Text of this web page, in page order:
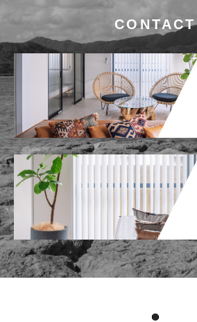
CONTACT